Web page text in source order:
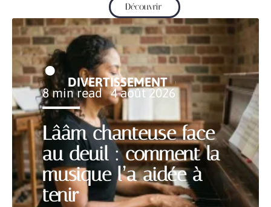
Découvrir
Lââm chanteuse face
au deuil : comment la
musique l’a aidée à
tenir
DIVERTISSEMENT
8 min read 4 août 2026